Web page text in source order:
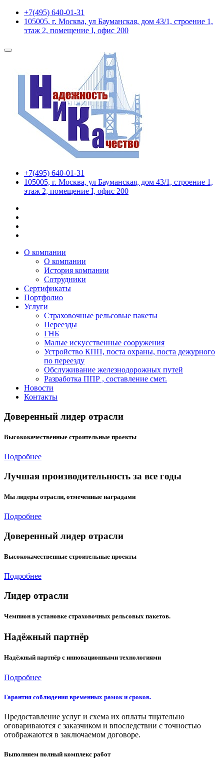
+7(495) 640-01-31
105005, г. Москва, ул Бауманская, дом 43/1, строение 1,
этаж 2, помещение I, офис 200
+7(495) 640-01-31
105005, г. Москва, ул Бауманская, дом 43/1, строение 1,
этаж 2, помещение I, офис 200
О компании
О компании
История компании
Сотрудники
Сертификаты
Портфолио
Услуги
Страховочные рельсовые пакеты
Переезды
ГНБ
Малые искусственные сооружения
Устройство КПП, поста охраны, поста дежурного
по переезду
Обслуживание железнодорожных путей
Разработка ППР , составление смет.
Новости
Контакты
Доверенный лидер отрасли
Высококачественные строительные проекты
Подробнее
Лучшая производительность за все годы
Мы лидеры отрасли, отмеченные наградами
Подробнее
Доверенный лидер отрасли
Высококачественные строительные проекты
Подробнее
Лидер отрасли
Чемпион в установке страховочных рельсовых пакетов.
Надёжный партнёр
Надёжный партнёр с инновационными технологиями
Подробнее
Гарантия соблюдения временных рамок и сроков.
Предоставление услуг и схема их оплаты тщательно
оговариваются с заказчиком и впоследствии с точностью
отображаются в заключаемом договоре.
Выполняем полный комплекс работ